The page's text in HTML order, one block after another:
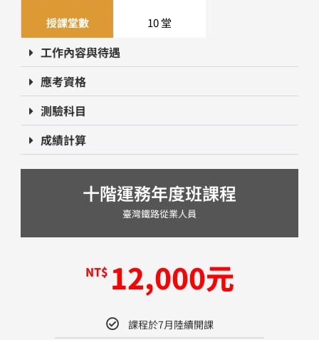
授課堂數 10 堂
工作內容與待遇
應考資格
測驗科目
成績計算
十階運務年度班課程
臺灣鐵路從業人員
NT$ 12,000​元
課程於7月陸續開課